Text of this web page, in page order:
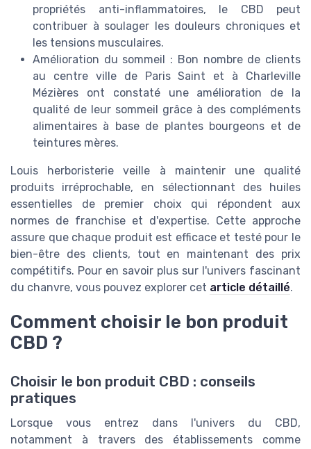
propriétés anti-inflammatoires, le CBD peut
contribuer à soulager les douleurs chroniques et
les tensions musculaires.
Amélioration du sommeil : Bon nombre de clients
au centre ville de Paris Saint et à Charleville
Mézières ont constaté une amélioration de la
qualité de leur sommeil grâce à des compléments
alimentaires à base de plantes bourgeons et de
teintures mères.
Louis herboristerie veille à maintenir une qualité
produits irréprochable, en sélectionnant des huiles
essentielles de premier choix qui répondent aux
normes de franchise et d'expertise. Cette approche
assure que chaque produit est efficace et testé pour le
bien-être des clients, tout en maintenant des prix
compétitifs. Pour en savoir plus sur l'univers fascinant
du chanvre, vous pouvez explorer cet article détaillé.
Comment choisir le bon produit
CBD ?
Choisir le bon produit CBD : conseils
pratiques
Lorsque vous entrez dans l'univers du CBD,
notamment à travers des établissements comme